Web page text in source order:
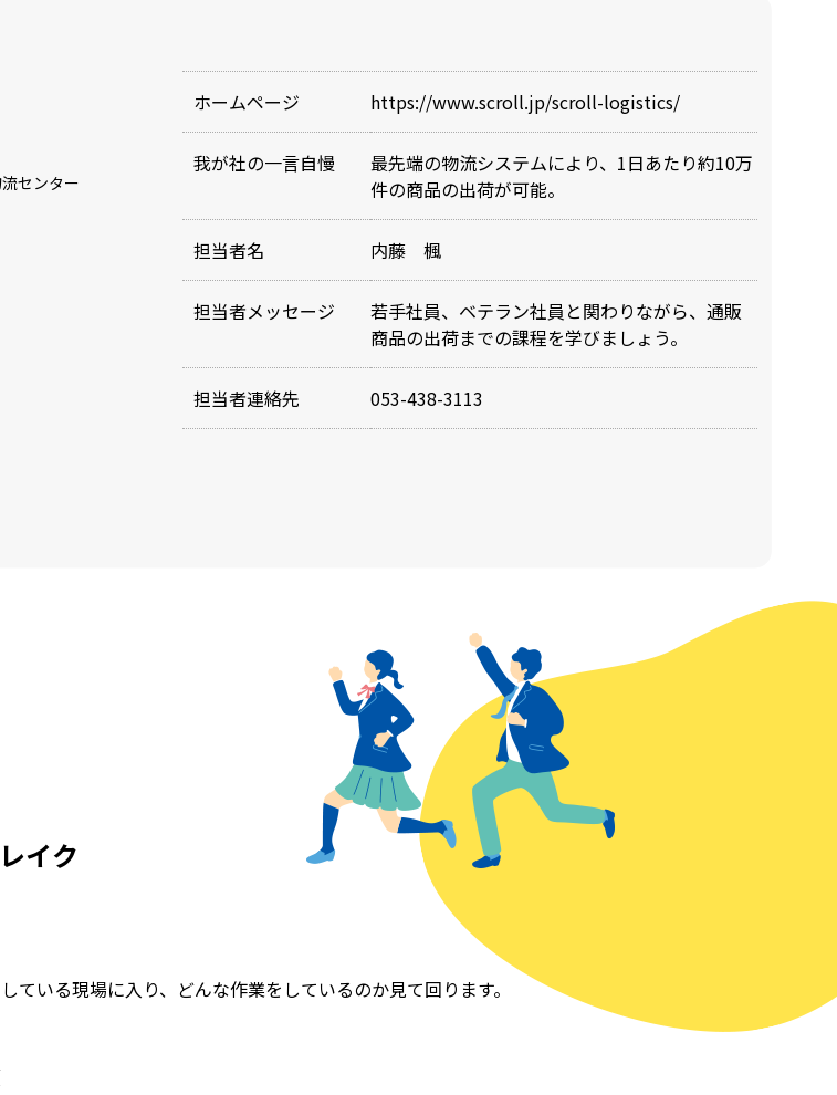
センター
ホームページ https://www.scroll.jp/scroll-logistics/
我が社の一言自慢
最先端の物流システムにより、1日あたり約10万
件の商品の出荷が可能。
担当者名 内藤 楓
担当者メッセージ
若手社員、ベテラン社員と関わりながら、通販
商品の出荷までの課程を学びましょう。
担当者連絡先 053-438-3113
イク
ている現場に入り、どんな作業をしているのか見て回ります。